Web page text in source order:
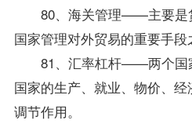
80、海关管理——主要是
国家管理对外贸易的重要手段
81、汇率杠杆——两个国
国家的生产、就业、物价、
调节作用。